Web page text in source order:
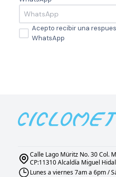
Acepto recibir una
WhatsApp
Calle Lago Müritz No. 30 Col.
CP:11310 Alcaldía Miguel
Lunes a viernes 7am a 6pm /